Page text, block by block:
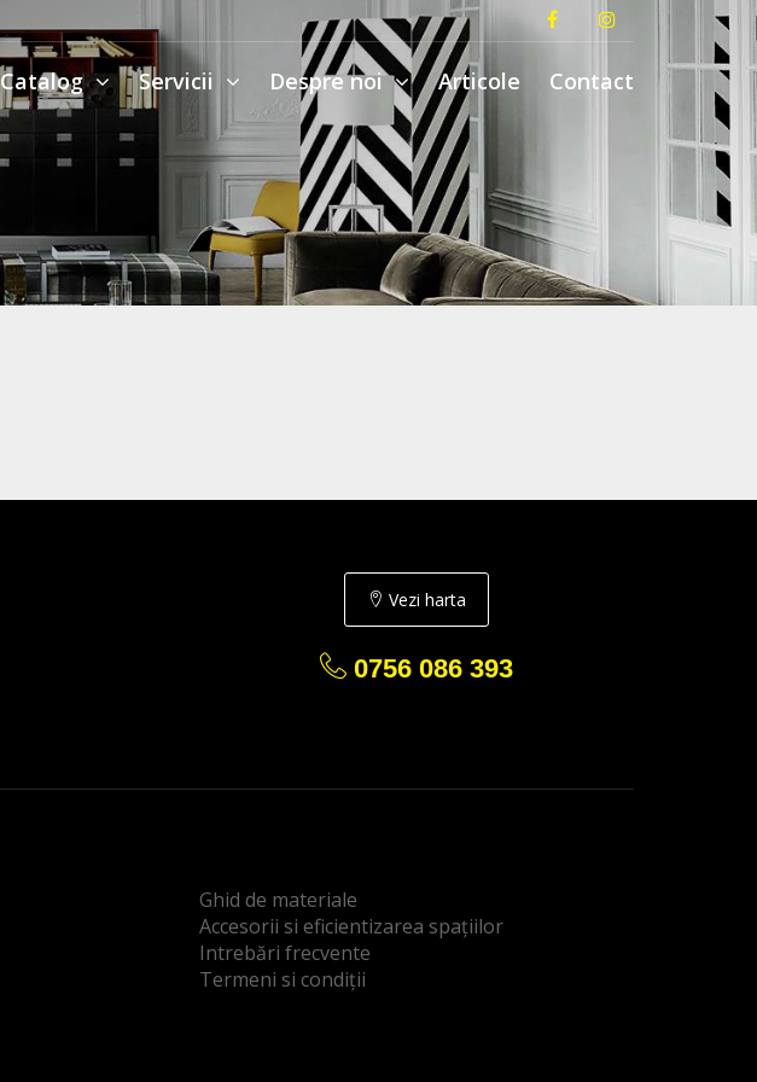
Catalog Servicii Despre noi Articole Contact
Vezi harta
0756 086 393
Ghid de materiale
Accesorii si eficientizarea spațiilor
Intrebări frecvente
Termeni si condiții